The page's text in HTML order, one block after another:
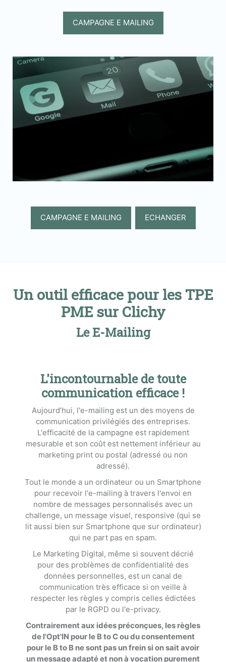
CAMPAGNE E MAILING
CAMPAGNE E MAILING ECHANGER
Un outil efficace pour les TPE
PME sur Clichy
Le E-Mailing
L'incontournable de toute
communication efficace !
Aujourd’hui, l'e-mailing est un des moyens de
communication privilégiés des entreprises.
L'efficacité de la campagne est rapidement
mesurable et son coût est nettement inférieur au
marketing print ou postal (adressé ou non
adressé).
Tout le monde a un ordinateur ou un Smartphone
pour recevoir l'e-mailing à travers l'envoi en
nombre de messages personnalisés avec un
challenge, un message visuel, responsive (qui se
lit aussi bien sur Smartphone que sur ordinateur)
qui ne part pas en spam.
Le Marketing Digital, même si souvent décrié
pour des problèmes de confidentialité des
données personnelles, est un canal de
communication très efficace si on veille à
respecter les règles y compris celles édictées
par le RGPD ou l'e-privacy.
Contrairement aux idées préconçues, les règles
de l'Opt'IN pour le B to C ou du consentement
pour le B to B ne sont pas un frein si on sait avoir
un message adapté et non à vocation purement